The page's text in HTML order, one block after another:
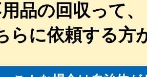
品の回収って、
らに依頼する方